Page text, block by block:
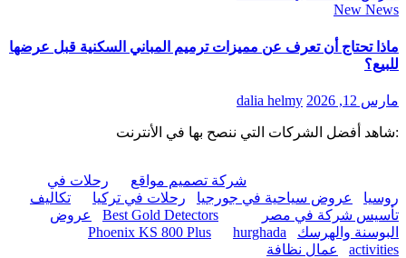
New News
ماذا تحتاج أن تعرف عن مميزات ترميم المباني السكنية قبل عرضها
للبيع؟
مارس 12, 2026 dalia helmy
:شاهد أفضل الشركات التي ننصح بها في الأنترنت
شركة تصميم مواقع
رحلات في
روسيا
عروض سياحية في جورجيا رحلات في تركيا
تكاليف
تأسيس شركة في مصر
Best Gold Detectors
عروض
البوسنة والهرسك
Phoenix KS 800 Plus
hurghada
activities
عمال نظافة